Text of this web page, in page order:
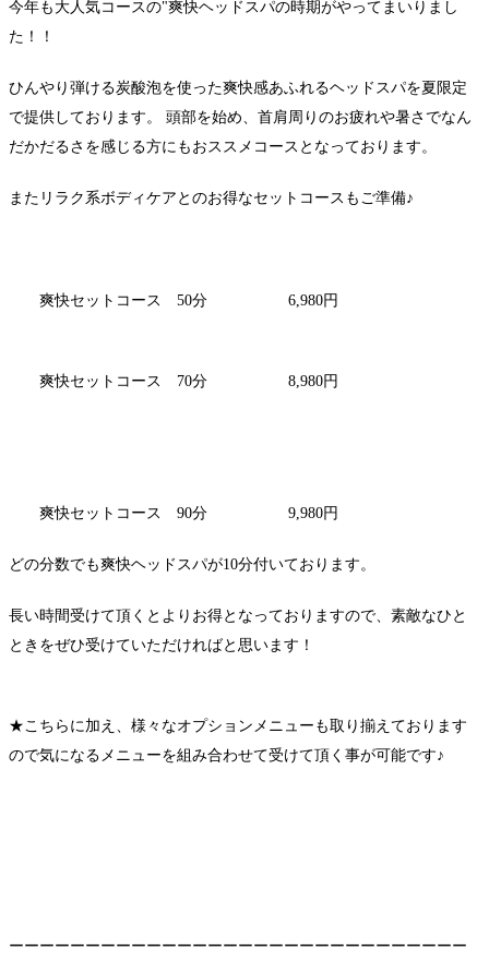
今年も大人気コースの"爽快ヘッドスパの時期がやってまいりまし
た！！
ひんやり弾ける炭酸泡を使った爽快感あふれるヘッドスパを夏限定
で提供しております。 頭部を始め、首肩周りのお疲れや暑さでなん
だかだるさを感じる方にもおススメコースとなっております。
またリラク系ボディケアとのお得なセットコースもご準備♪
爽快セットコース 50分 6,980円
爽快セットコース 70分 8,980円
爽快セットコース 90分 9,980円
どの分数でも爽快ヘッドスパが10分付いております。
長い時間受けて頂くとよりお得となっておりますので、素敵なひと
ときをぜひ受けていただければと思います！
★こちらに加え、様々なオプションメニューも取り揃えております
ので気になるメニューを組み合わせて受けて頂く事が可能です♪
ーーーーーーーーーーーーーーーーーーーーーーーーーーーーーー